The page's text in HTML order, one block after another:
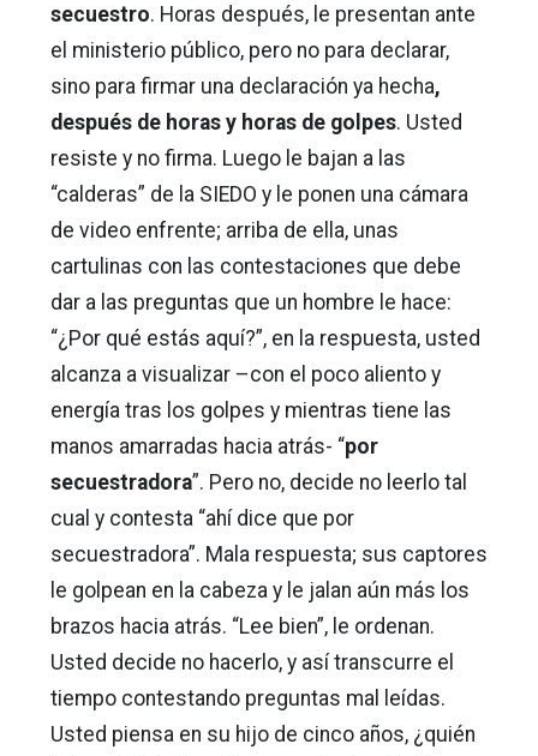
secuestro. Horas después, le presentan ante
el ministerio público, pero no para declarar,
sino para firmar una declaración ya hecha,
después de horas y horas de golpes. Usted
resiste y no firma. Luego le bajan a las
“calderas” de la SIEDO y le ponen una cámara
de video enfrente; arriba de ella, unas
cartulinas con las contestaciones que debe
dar a las preguntas que un hombre le hace:
“¿Por qué estás aquí?”, en la respuesta, usted
alcanza a visualizar –con el poco aliento y
energía tras los golpes y mientras tiene las
manos amarradas hacia atrás- “por
secuestradora”. Pero no, decide no leerlo tal
cual y contesta “ahí dice que por
secuestradora”. Mala respuesta; sus captores
le golpean en la cabeza y le jalan aún más los
brazos hacia atrás. “Lee bien”, le ordenan.
Usted decide no hacerlo, y así transcurre el
tiempo contestando preguntas mal leídas.
Usted piensa en su hijo de cinco años, ¿quién